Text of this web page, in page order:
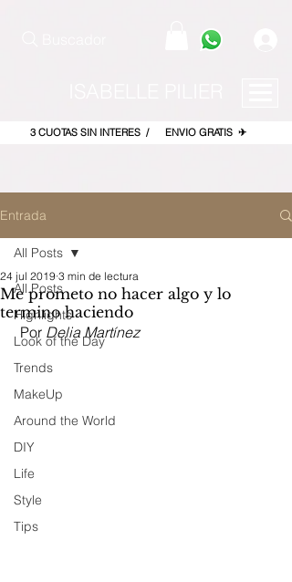
3 CUOTAS SIN INTERES / ENVIO GRATIS ✈
Entrada
All Posts
Highlights
Look of the Day
Trends
MakeUp
Around the World
DIY
Life
Style
Tips
All Posts
Me prometo no hacer algo y lo
termino haciendo
24 jul 2019 3 min de lectura
Por Delia Martínez